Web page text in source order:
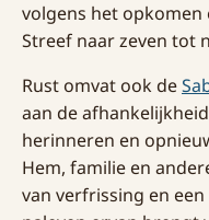
volgens het opkomen
Streef naar zeven tot
Rust omvat ook de
aan de
herinneren en
Hem, familie en
van verfrissing en